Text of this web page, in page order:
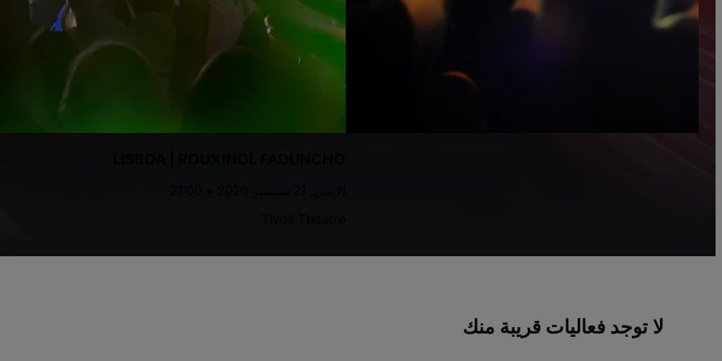
لا توجد فعاليات قريبة منك